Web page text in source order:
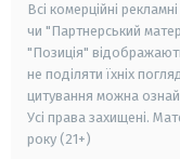
Всі комерційні
чи "Партнерський
"Позиція"
не поділяти їхніх
цитування можна
Усі права захищені.
року (21+)